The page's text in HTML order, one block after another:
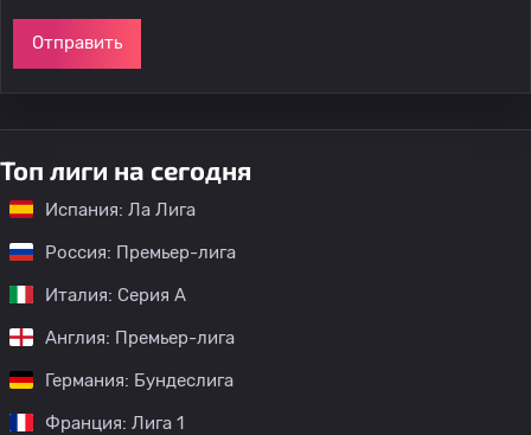
Отправить
Топ лиги на сегодня
Испания: Ла Лига
Россия: Премьер-лига
Италия: Серия А
Англия: Премьер-лига
Германия: Бундеслига
Франция: Лига 1